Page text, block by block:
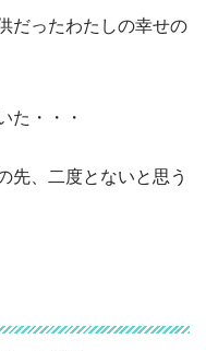
だったわたしの幸せの
た・・・
先、二度とないと思う